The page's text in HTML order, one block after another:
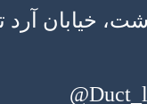
آرد